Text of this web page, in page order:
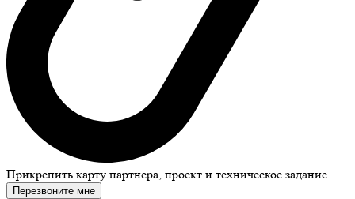
Прикрепить карту партнера, проект и техническое задание
Перезвоните мне